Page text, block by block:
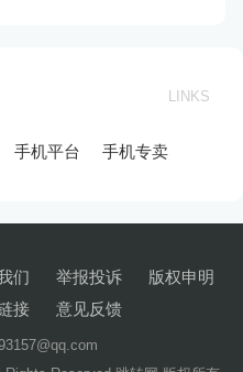
LINKS
手机平台 手机专卖
们 举报投诉
版权申明
接 意见反馈